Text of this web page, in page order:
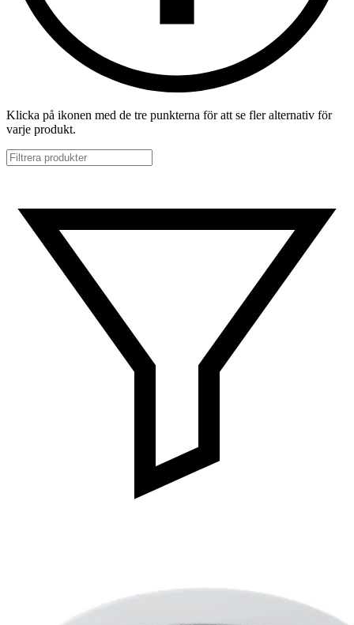
Klicka på ikonen med de tre punkterna för att se fler alternativ för
varje produkt.